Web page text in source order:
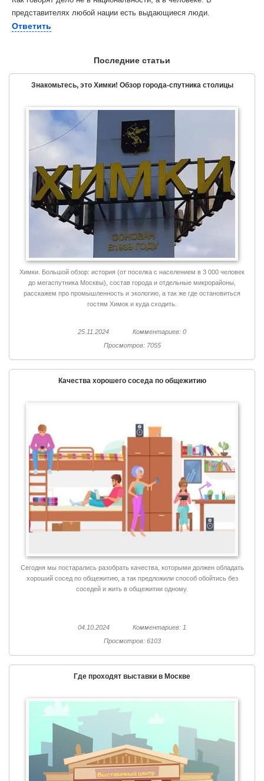
представителях любой нации есть выдающиеся люди.
Ответить
Последние статьи
Знакомьтесь, это Химки! Обзор города-спутника столицы
Химки. Большой обзор: история (от поселка с населением в 3 000 человек
до мегаспутника Москвы), состав города и отдельные микрорайоны,
расскажем про промышленность и экологию, а так же где остановиться
гостям Химок и куда сходить.
25.11.2024
Комментариев: 0
Просмотров: 7055
Качества хорошего соседа по общежитию
Сегодня мы постарались разобрать качества, которыми должен обладать
хороший сосед по общежитию, а так предложили способ обойтись без
соседей и жить в общежитии одному.
04.10.2024
Комментариев: 1
Просмотров: 6103
Где проходят выставки в Москве